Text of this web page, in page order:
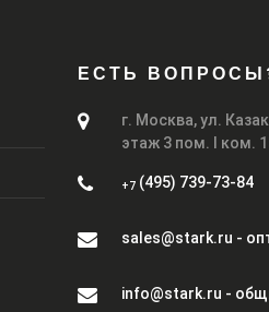
ЕСТЬ
г. Москва, ул.
этаж 3 пом. I ком.
+7(495) 739-73-84
sales@stark.ru -
info@stark.ru -